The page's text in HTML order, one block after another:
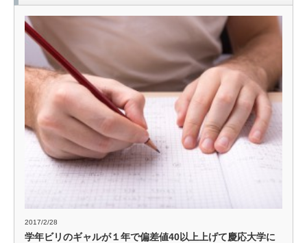
2017/2/28
学年ビリのギャルが１年で偏差値40以上上げて慶応大学に